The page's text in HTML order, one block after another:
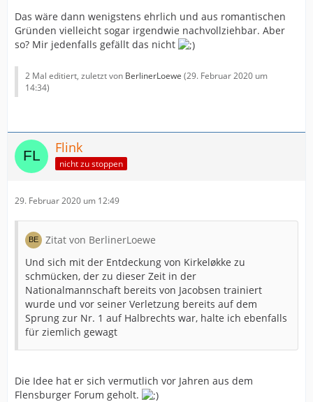
Das wäre dann wenigstens ehrlich und aus romantischen
Gründen vielleicht sogar irgendwie nachvollziehbar. Aber
so? Mir jedenfalls gefällt das nicht
2 Mal editiert, zuletzt von BerlinerLoewe (29. Februar 2020 um
14:34)
Flink
nicht zu stoppen
29. Februar 2020 um 12:49
Zitat von BerlinerLoewe
Und sich mit der Entdeckung von Kirkeløkke zu
schmücken, der zu dieser Zeit in der
Nationalmannschaft bereits von Jacobsen trainiert
wurde und vor seiner Verletzung bereits auf dem
Sprung zur Nr. 1 auf Halbrechts war, halte ich ebenfalls
für ziemlich gewagt
Die Idee hat er sich vermutlich vor Jahren aus dem
Flensburger Forum geholt.